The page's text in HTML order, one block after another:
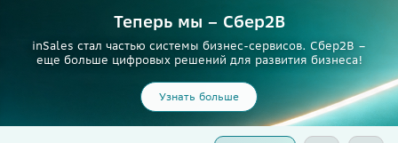
Теперь мы – Сбер2B
inSales стал частью системы бизнес-сервисов. Сбер2В –
еще больше цифровых решений для развития бизнеса!
Узнать больше